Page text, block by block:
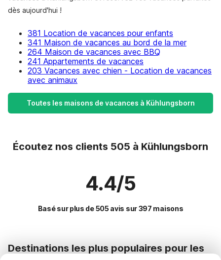
dès aujourd'hui !
381 Location de vacances pour enfants
341 Maison de vacances au bord de la mer
264 Maison de vacances avec BBQ
241 Appartements de vacances
203 Vacances avec chien - Location de vacances
avec animaux
Toutes les maisons de vacances à Kühlungsborn
Écoutez nos clients 505 à Kühlungsborn
4.4/5
Basé sur plus de 505 avis sur 397 maisons
Destinations les plus populaires pour les